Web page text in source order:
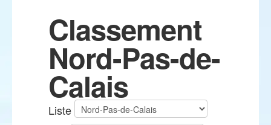
Classement
Nord-Pas-de-
Calais
Liste